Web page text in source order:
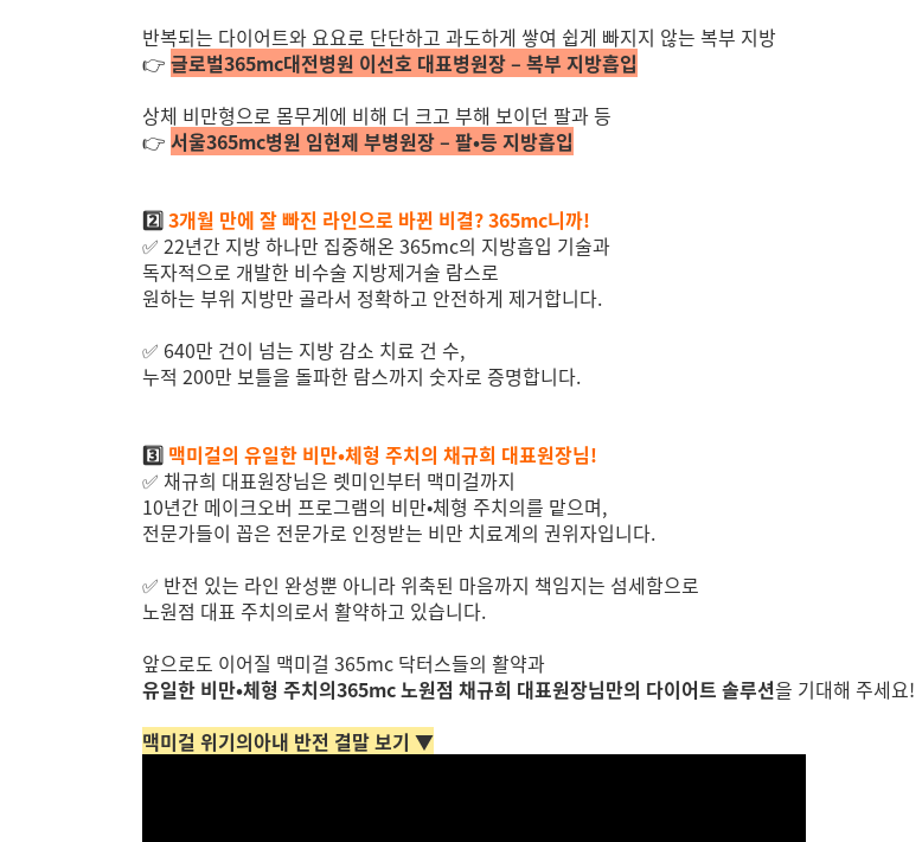
반복되는 다이어트와 요요로 단단하고 과도하게 쌓여 쉽게 빠지지 않는 복부 지방
👉 글로벌365mc대전병원 이선호 대표병원장 – 복부 지방흡입
상체 비만형으로 몸무게에 비해 더 크고 부해 보이던 팔과 등
👉 서울365mc병원 임현제 부병원장 – 팔•등 지방흡입
2️⃣3개월 만에 잘 빠진 라인으로 바뀐 비결? 365mc니까!
✅ 22년간 지방 하나만 집중해온 365mc의 지방흡입 기술과
독자적으로 개발한 비수술 지방제거술 람스로
원하는 부위 지방만 골라서 정확하고 안전하게 제거합니다.
✅ 640만 건이 넘는 지방 감소 치료 건 수,
누적 200만 보틀을 돌파한 람스까지 숫자로 증명합니다.
3️⃣ 맥미걸의 유일한 비만•체형 주치의 채규희 대표원장님!
✅ 채규희 대표원장님은 렛미인부터 맥미걸까지
10년간 메이크오버 프로그램의 비만•체형 주치의를 맡으며,
전문가들이 꼽은 전문가로 인정받는 비만 치료계의 권위자입니다.
✅ 반전 있는 라인 완성뿐 아니라 위축된 마음까지 책임지는 섬세함으로
노원점 대표 주치의로서 활약하고 있습니다.
앞으로도 이어질 맥미걸 365mc 닥터스들의 활약과
유일한 비만•체형 주치의365mc 노원점 채규희 대표원장님만의 다이어트 솔루션을 기대해 주세요!
맥미걸 위기의아내 반전 결말 보기 ▼